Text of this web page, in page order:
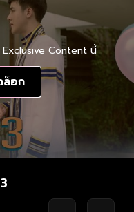
Exclusive Content นี้
ล็อก